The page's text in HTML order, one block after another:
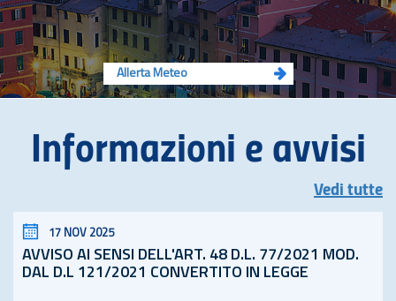
Allerta Meteo
Informazioni e avvisi
Vedi tutte
17 NOV 2025
AVVISO AI SENSI DELL'ART. 48 D.L. 77/2021 MOD.
DAL D.L 121/2021 CONVERTITO IN LEGGE